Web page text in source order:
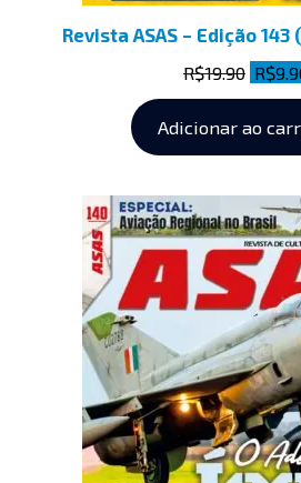
Revista ASAS – Edição
R$19.90 R$
Adicionar ao